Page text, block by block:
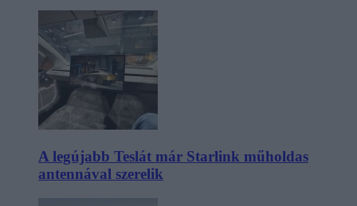
A legújabb Teslát már Starlink műholdas
antennával szerelik